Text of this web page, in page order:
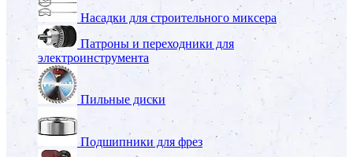
Насадки для строительного миксера
Патроны и переходники для
электроинструмента
Пильные диски
Подшипники для фрез